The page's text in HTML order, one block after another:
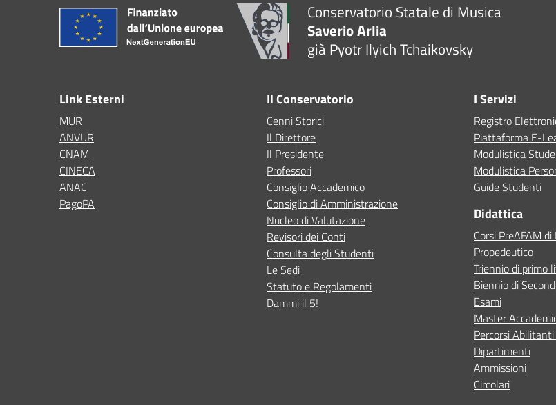
Conservatorio Statale di Musica
Saverio Arlia
già Pyotr Ilyich Tchaikovsky
Link Esterni
MUR
ANVUR
CNAM
CINECA
ANAC
PagoPA
Il Conservatorio
Cenni Storici
Il Direttore
Il Presidente
Professori
Consiglio Accademico
Consiglio di Amministrazione
Nucleo di Valutazione
Revisori dei Conti
Consulta degli Studenti
Le Sedi
Statuto e Regolamenti
Dammi il 5!
I Servizi
Registro
Piattaforma E-
Modulistica
Modulistica
Guide Studenti
Didattica
Corsi PreAFAM di
Propedeutico
Triennio di primo
Biennio di
Esami
Master
Percorsi
Dipartimenti
Ammissioni
Circolari